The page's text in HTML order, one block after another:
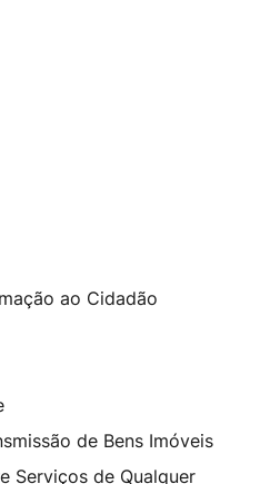
ao Cidadão
de Bens Imóveis
Serviços de Qualquer